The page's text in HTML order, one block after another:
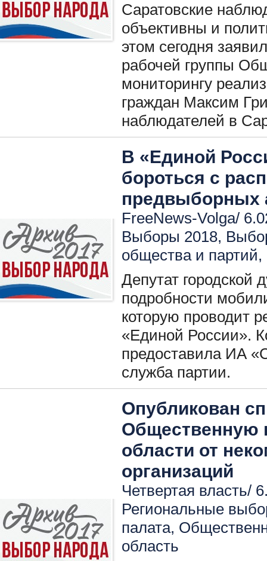
Саратовские
объективны и
этом сегодня
рабочей группы
мониторингу
граждан Максим
наблюдателей в
В «Единой
бороться с
предвыборных
FreeNews-Volga/
Выборы 2018,
общества и партий,
Депутат городской
подробности
которую проводит
«Единой России».
предоставила ИА
служба партии.
Опубликован
Общественную
области от
организаций
Четвертая власть/
Региональные
палата,
область